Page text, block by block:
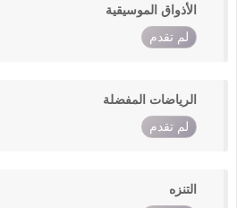
الأذواق الموسيقية
لم تقدم
الرياضات المفضلة
لم تقدم
التنزه